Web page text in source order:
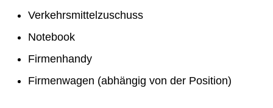
Verkehrsmittelzuschuss
Notebook
Firmenhandy
Firmenwagen (abhängig von der Position)